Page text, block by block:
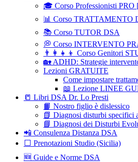
🎓 Corso Professionisti
📊 Corso TRATTAMENTO
📚 Corso TUTOR DSA
💭 Corso INTERVENTO
👨‍👩‍👧‍👦 Corso Genitori
🏡 ADHD: Strategie
Lezioni GRATUITE
Come impostare
📖 Lezione LINEE
📒 Libri DSA Dr. Lo Presti
📙 Nostro figlio è dislessico
📗 Diagnosi disturbi specifici
📘 Diagnosi dei Disturbi
📲 Consulenza Distanza DSA
⬜️ Prenotazioni Studio (Sicilia)
🆕 Guide e Norme DSA